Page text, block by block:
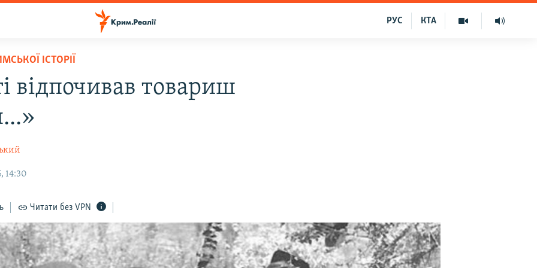
КТА
РУС
ІСТОРІЇ
відпочивав товариш
14:30
Читати без VPN